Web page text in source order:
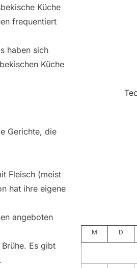
Küche
frequentiert
haben sich
Küche
Gerichte, die
Fleisch (meist
hat ihre eigene
angeboten
Es gibt
M D